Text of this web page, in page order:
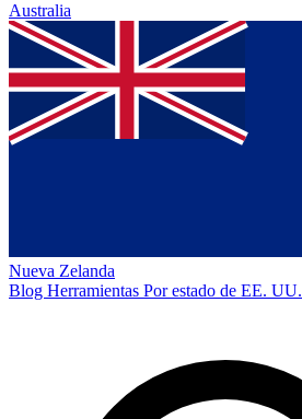
Australia
Nueva Zelanda
Blog Herramientas Por estado de EE. UU.